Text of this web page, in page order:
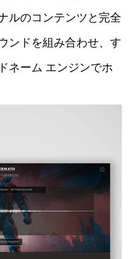
ルのコンテンツと完全
ンドを組み合わせ、す
ネーム エンジンでホ